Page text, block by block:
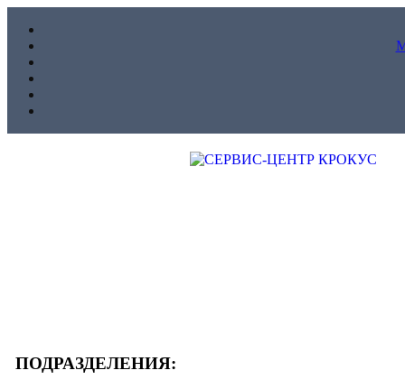
ПОДРАЗДЕЛЕНИЯ: